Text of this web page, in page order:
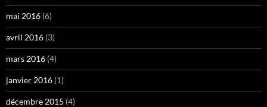
mai 2016 (6)
avril 2016 (3)
mars 2016 (4)
janvier 2016 (1)
décembre 2015 (4)